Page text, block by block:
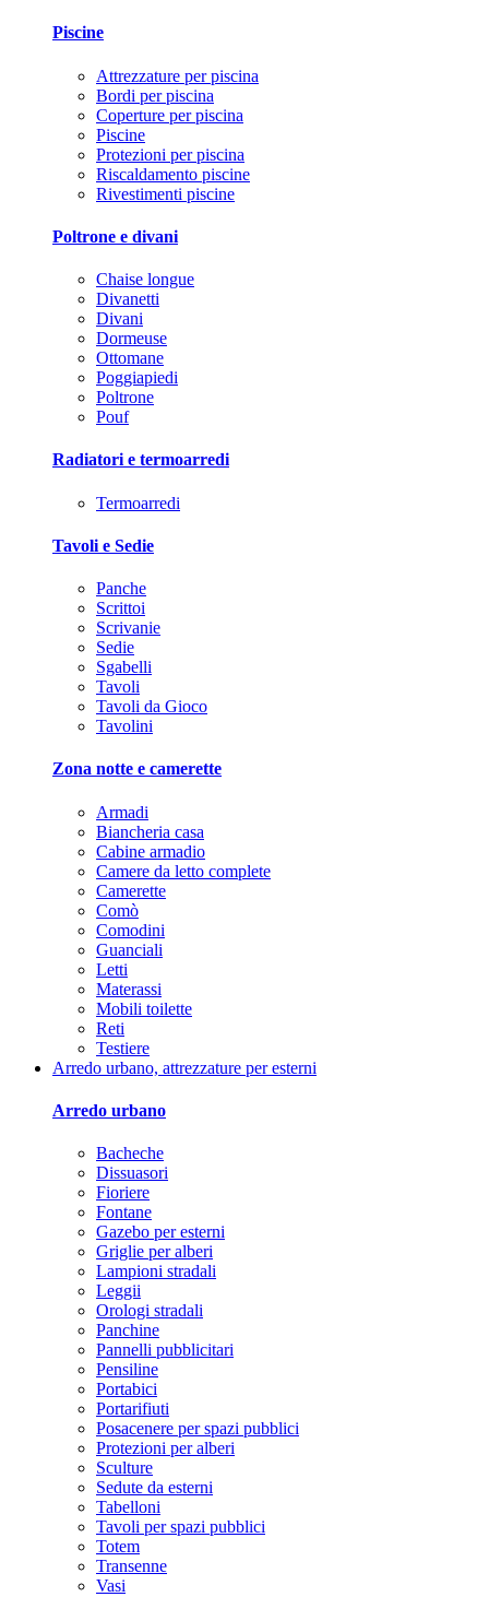
Piscine
Attrezzature per piscina
Bordi per piscina
Coperture per piscina
Piscine
Protezioni per piscina
Riscaldamento piscine
Rivestimenti piscine
Poltrone e divani
Chaise longue
Divanetti
Divani
Dormeuse
Ottomane
Poggiapiedi
Poltrone
Pouf
Radiatori e termoarredi
Termoarredi
Tavoli e Sedie
Panche
Scrittoi
Scrivanie
Sedie
Sgabelli
Tavoli
Tavoli da Gioco
Tavolini
Zona notte e camerette
Armadi
Biancheria casa
Cabine armadio
Camere da letto complete
Camerette
Comò
Comodini
Guanciali
Letti
Materassi
Mobili toilette
Reti
Testiere
Arredo urbano, attrezzature per esterni
Arredo urbano
Bacheche
Dissuasori
Fioriere
Fontane
Gazebo per esterni
Griglie per alberi
Lampioni stradali
Leggii
Orologi stradali
Panchine
Pannelli pubblicitari
Pensiline
Portabici
Portarifiuti
Posacenere per spazi pubblici
Protezioni per alberi
Sculture
Sedute da esterni
Tabelloni
Tavoli per spazi pubblici
Totem
Transenne
Vasi